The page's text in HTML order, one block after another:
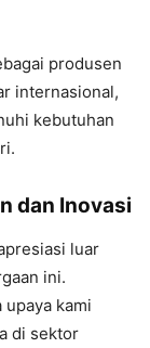
produsen
internasional,
kebutuhan
dan Inovasi
luar
ini.
kami
di sektor